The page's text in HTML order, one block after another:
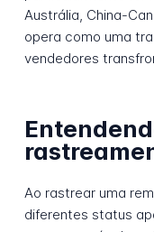
Austrália, China-
opera como uma
vendedores
Ao rastrear uma
diferentes status